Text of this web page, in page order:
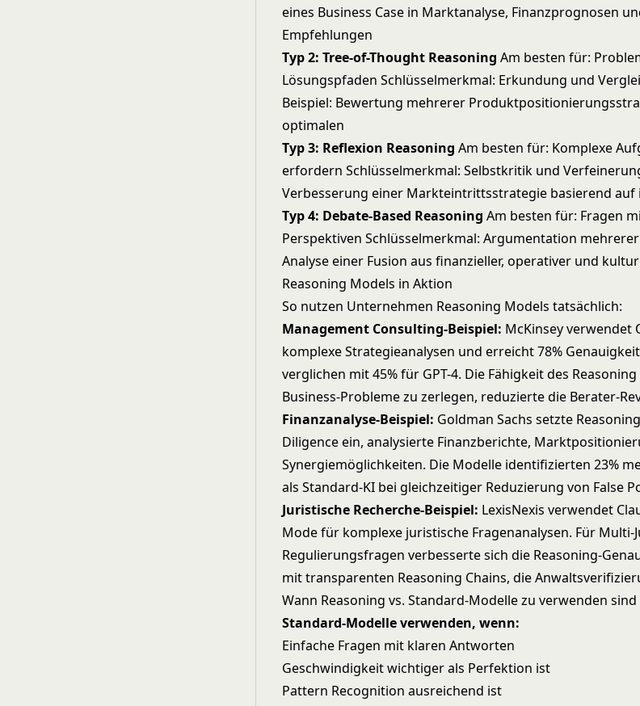
eines Business Case in Marktanalyse, Finanzprognosen
Empfehlungen
Typ 2: Tree-of-Thought Reasoning Am besten für:
Lösungspfaden Schlüsselmerkmal: Erkundung und
Beispiel: Bewertung mehrerer
optimalen
Typ 3: Reflexion Reasoning Am besten für: Komplexe
erfordern Schlüsselmerkmal: Selbstkritik und
Verbesserung einer Markteintrittsstrategie basierend auf
Typ 4: Debate-Based Reasoning Am besten für: Fragen
Perspektiven Schlüsselmerkmal: Argumentation
Analyse einer Fusion aus finanzieller, operativer und
Reasoning Models in Aktion
So nutzen Unternehmen Reasoning Models tatsächlich:
Management Consulting-Beispiel: McKinsey verwendet
komplexe Strategieanalysen und erreicht 78%
verglichen mit 45% für GPT-4. Die Fähigkeit des
Business-Probleme zu zerlegen, reduzierte die Berater-
Finanzanalyse-Beispiel: Goldman Sachs setzte
Diligence ein, analysierte Finanzberichte,
Synergiemöglichkeiten. Die Modelle identifizierten 23%
als Standard-KI bei gleichzeitiger Reduzierung von False
Juristische Recherche-Beispiel: LexisNexis verwendet
Mode für komplexe juristische Fragenanalysen. Für Multi-
Regulierungsfragen verbesserte sich die Reasoning-
mit transparenten Reasoning Chains, die
Wann Reasoning vs. Standard-Modelle zu verwenden sind
Standard-Modelle verwenden, wenn:
Einfache Fragen mit klaren Antworten
Geschwindigkeit wichtiger als Perfektion ist
Pattern Recognition ausreichend ist